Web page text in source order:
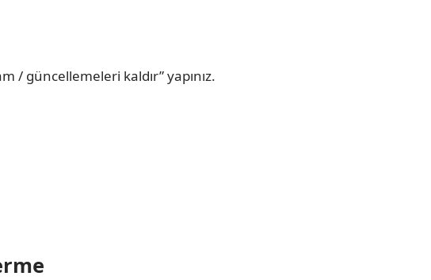
/ güncellemeleri kaldır” yapınız.